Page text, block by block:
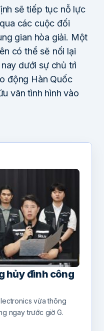
sẽ tiếp tục nỗ lực
các cuộc đối
gian hòa giải. Một
có thể sẽ nối lại
dưới sự chủ trì
động Hàn Quốc
vãn tình hình vào
hủy đình công
vừa thông
ngay trước giờ G.